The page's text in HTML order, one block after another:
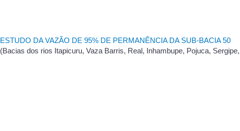
ESTUDO DA VAZÃO DE 95% DE PERMANÊNCIA DA SUB-BACIA 50
(Bacias dos rios Itapicuru, Vaza Barris, Real, Inhambupe, Pojuca,